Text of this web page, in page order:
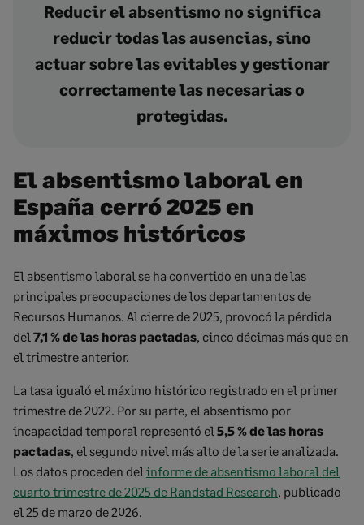
Reducir el absentismo no significa
reducir todas las ausencias, sino
actuar sobre las evitables y gestionar
correctamente las necesarias o
protegidas.
El absentismo laboral en
España cerró 2025 en
máximos históricos
El absentismo laboral se ha convertido en una de las
principales preocupaciones de los departamentos de
Recursos Humanos. Al cierre de 2025, provocó la pérdida
del 7,1 % de las horas pactadas, cinco décimas más que en
el trimestre anterior.
La tasa igualó el máximo histórico registrado en el primer
trimestre de 2022. Por su parte, el absentismo por
incapacidad temporal representó el 5,5 % de las horas
pactadas, el segundo nivel más alto de la serie analizada.
Los datos proceden del informe de absentismo laboral del
cuarto trimestre de 2025 de Randstad Research, publicado
el 25 de marzo de 2026.